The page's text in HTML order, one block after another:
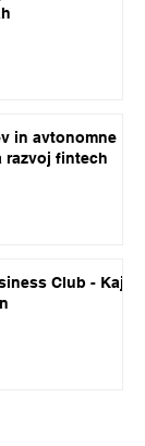
in avtonomne
razvoj fintech
Club - Kaj